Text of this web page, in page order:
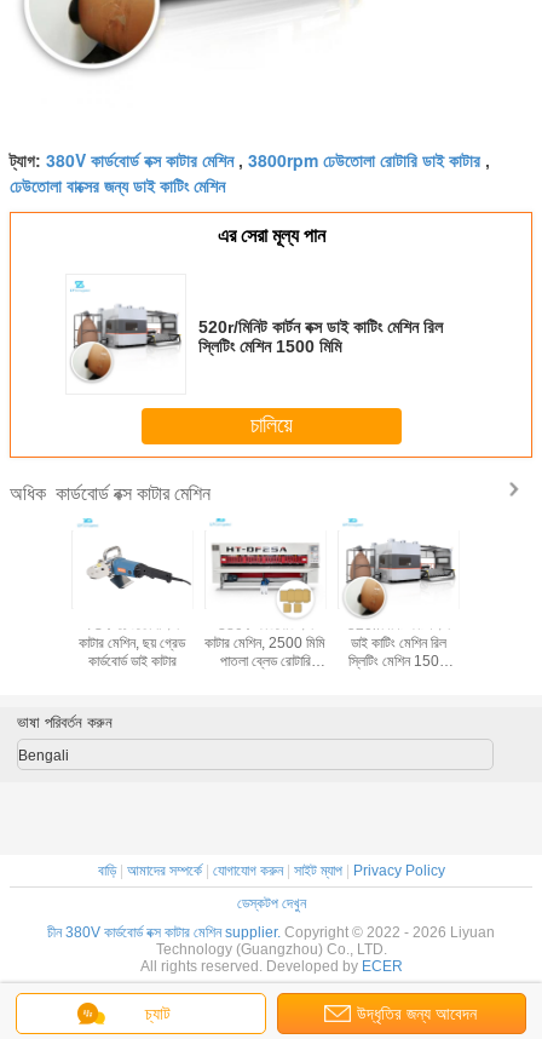
ট্যাগ: 380V কার্ডবোর্ড বক্স কাটার মেশিন, 3800rpm ঢেউতোলা রোটারি ডাই কাটার ,
ঢেউতোলা বাক্সের জন্য ডাই কাটিং মেশিন
এর সেরা মূল্য পান
520r/মিনিট কার্টন বক্স ডাই কাটিং মেশিন রিল
স্লিটিং মেশিন 1500 মিমি
চালিয়ে
অধিক কার্ডবোর্ড বক্স কাটার মেশিন
TUV ঢেউতোলা বক্স
কাটার মেশিন, ছয় গ্রেড
কার্ডবোর্ড ডাই কাটার
380V কার্ডবোর্ড বক্স
কাটার মেশিন, 2500 মিমি
পাতলা ব্লেড রোটারি
520r/মিনিট কার্টন বক্স
ডাই কাটিং মেশিন রিল
স্লিটিং মেশিন 1500
চ্যাট উদ্ধৃতির জন্য আবেদন
ভাষা পরিবর্তন করুন
Bengali
বাড়ি| আমাদের সম্পর্কে| যোগাযোগ করুন| সাইট ম্যাপ| Privacy Policy
ডেস্কটপ দেখুন
চীন 380V কার্ডবোর্ড বক্স কাটার মেশিন supplier. Copyright © 2022 - 2026 Liyuan
Technology (Guangzhou) Co., LTD.
All rights reserved. Developed by ECER